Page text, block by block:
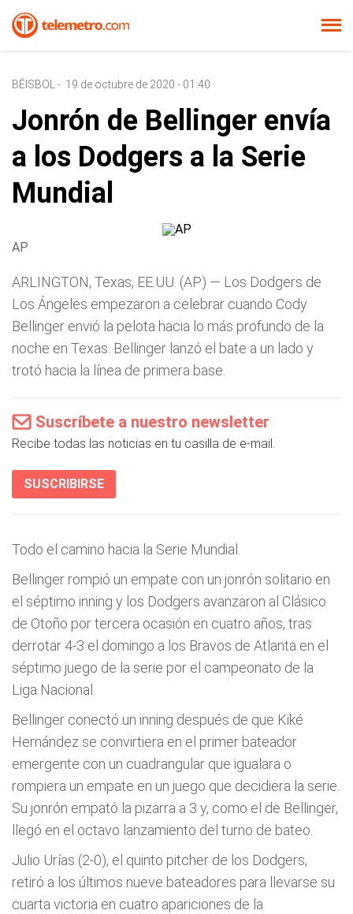
BÉISBOL - 19 de octubre de 2020 - 01:40
Jonrón de Bellinger envía
a los Dodgers a la Serie
Mundial
AP
ARLINGTON, Texas, EE.UU. (AP) — Los Dodgers de
Los Ángeles empezaron a celebrar cuando Cody
Bellinger envió la pelota hacia lo más profundo de la
noche en Texas. Bellinger lanzó el bate a un lado y
trotó hacia la línea de primera base.
Suscríbete a nuestro newsletter
Recibe todas las noticias en tu casilla de e-mail.
SUSCRIBIRSE
Todo el camino hacia la Serie Mundial.
Bellinger rompió un empate con un jonrón solitario en
el séptimo inning y los Dodgers avanzaron al Clásico
de Otoño por tercera ocasión en cuatro años, tras
derrotar 4-3 el domingo a los Bravos de Atlanta en el
séptimo juego de la serie por el campeonato de la
Liga Nacional.
Bellinger conectó un inning después de que Kiké
Hernández se convirtiera en el primer bateador
emergente con un cuadrangular que igualara o
rompiera un empate en un juego que decidiera la serie.
Su jonrón empató la pizarra a 3 y, como el de Bellinger,
llegó en el octavo lanzamiento del turno de bateo.
Julio Urías (2-0), el quinto pitcher de los Dodgers,
retiró a los últimos nueve bateadores para llevarse su
cuarta victoria en cuatro apariciones de la